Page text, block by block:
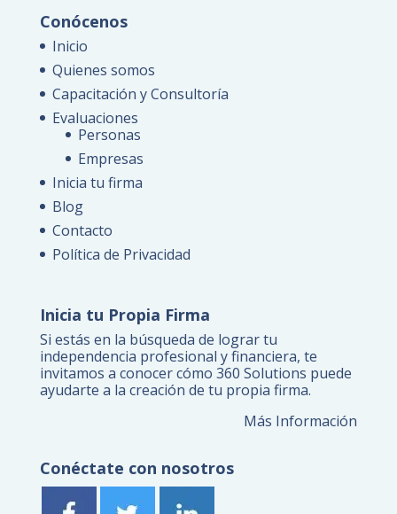
Conócenos
Inicio
Quienes somos
Capacitación y Consultoría
Evaluaciones
Personas
Empresas
Inicia tu firma
Blog
Contacto
Política de Privacidad
Inicia tu Propia Firma
Si estás en la búsqueda de lograr tu
independencia profesional y financiera, te
invitamos a conocer cómo 360 Solutions puede
ayudarte a la creación de tu propia firma.
Más Información
Conéctate con nosotros